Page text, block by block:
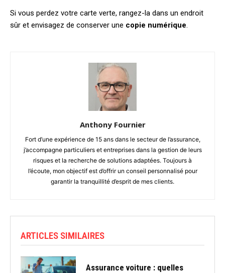
Si vous perdez votre carte verte, rangez-la dans un endroit
sûr et envisagez de conserver une copie numérique.
Anthony Fournier
Fort d’une expérience de 15 ans dans le secteur de l’assurance,
j’accompagne particuliers et entreprises dans la gestion de leurs
risques et la recherche de solutions adaptées. Toujours à
l’écoute, mon objectif est d’offrir un conseil personnalisé pour
garantir la tranquillité d’esprit de mes clients.
ARTICLES SIMILAIRES
Assurance voiture : quelles